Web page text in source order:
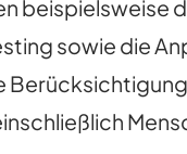
beispielsweise
sowie die